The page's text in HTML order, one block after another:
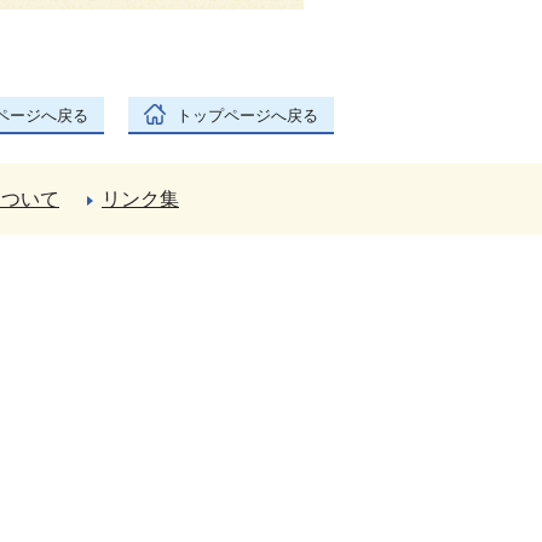
ージへ戻る トップページへ戻る
いて リンク集